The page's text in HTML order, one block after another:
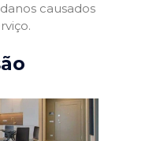
causados